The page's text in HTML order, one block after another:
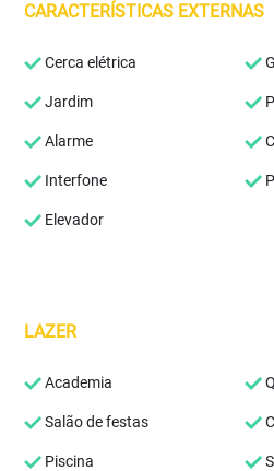
CARACTERÍSTICAS EXTERNAS
Cerca elétrica
Jardim
Alarme
Interfone
Elevador
LAZER
Academia
Salão de festas
Piscina